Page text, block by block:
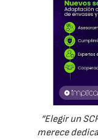
“Elegir un
merece